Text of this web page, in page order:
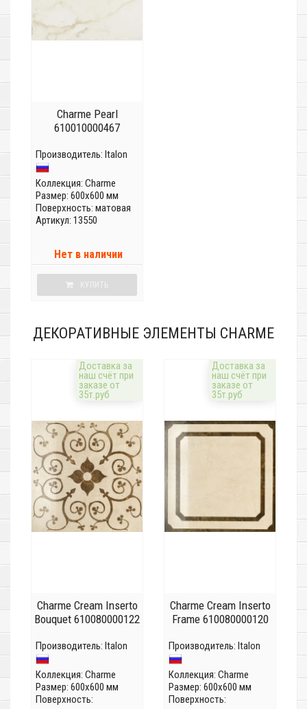
Charme Pearl
610010000467
Производитель: Italon
Коллекция: Charme
Размер: 600x600 мм
Поверхность: матовая
Артикул: 13550
Нет в наличии
КУПИТЬ
ДЕКОРАТИВНЫЕ ЭЛЕМЕНТЫ CHARME
Доставка за
наш счёт при
заказе от
35т.руб
Charme Cream Inserto
Bouquet 610080000122
Производитель: Italon
Коллекция: Charme
Размер: 600x600 мм
Поверхность:
Доставка за
наш счёт при
заказе от
35т.руб
Charme Cream Inserto
Frame 610080000120
Производитель: Italon
Коллекция: Charme
Размер: 600x600 мм
Поверхность: